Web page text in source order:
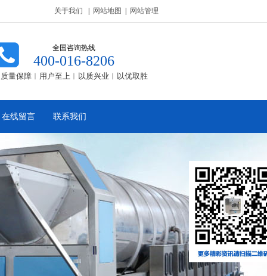
关于我们 网站地图 网站管理
全国咨询热线
400-016-8206
质量保障︱用户至上︱以质兴业︱以优取胜
在线留言 联系我们